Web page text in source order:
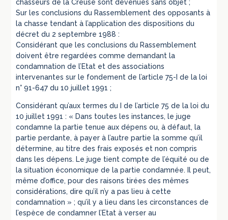
chasseurs de la Creuse sont devenues sans objet ;
Sur les conclusions du Rassemblement des opposants à
la chasse tendant à l’application des dispositions du
décret du 2 septembre 1988 :
Considérant que les conclusions du Rassemblement
doivent être regardées comme demandant la
condamnation de l’Etat et des associations
intervenantes sur le fondement de l’article 75-I de la loi
n° 91-647 du 10 juillet 1991 ;
Considérant qu’aux termes du I de l’article 75 de la loi du
10 juillet 1991 : « Dans toutes les instances, le juge
condamne la partie tenue aux dépens ou, à défaut, la
partie perdante, à payer à l’autre partie la somme qu’il
détermine, au titre des frais exposés et non compris
dans les dépens. Le juge tient compte de l’équité ou de
la situation économique de la partie condamnée. Il peut,
même d’office, pour des raisons tirées des mêmes
considérations, dire qu’il n’y a pas lieu à cette
condamnation » ; qu’il y a lieu dans les circonstances de
l’espèce de condamner l’Etat à verser au